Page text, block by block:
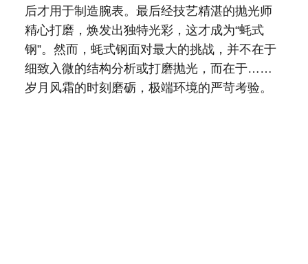
后才用于制造腕表。最后经技艺精湛的抛光师
精心打磨，焕发出独特光彩，这才成为“蚝式
钢”。然而，蚝式钢面对最大的挑战，并不在于
细致入微的结构分析或打磨抛光，而在于……
岁月风霜的时刻磨砺，极端环境的严苛考验。